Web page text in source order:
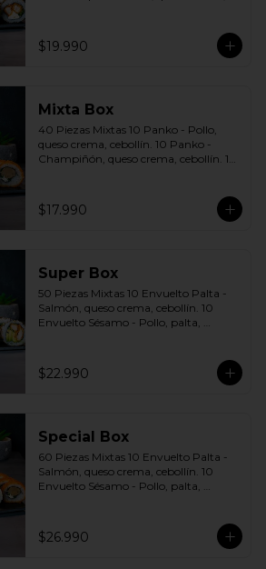
a elección soya o agridulce Bless + 3
palitos
$19.990
Mixta Box
40 Piezas Mixtas 10 Panko - Pollo,
queso crema, cebollín. 10 Panko -
Champiñón, queso crema, cebollín. 10
palta, cebollín. Incluye: 2 Salsa soya 2
Salsa agridulce Bless 3 palitos
$17.990
Super Box
50 Piezas Mixtas 10 Envuelto Palta -
Salmón, queso crema, cebollín. 10
Envuelto Sésamo - Pollo, palta,
Pollo, queso crema, cebollín. 10 Panko
- Camarón, queso crema, cebollín
$22.990
Special Box
60 Piezas Mixtas 10 Envuelto Palta -
Salmón, queso crema, cebollín. 10
Envuelto Sésamo - Pollo, palta,
Pollo, queso crema, cebollín. 10 Panko
- Champiñón, queso crema, cebollín.
$26.990